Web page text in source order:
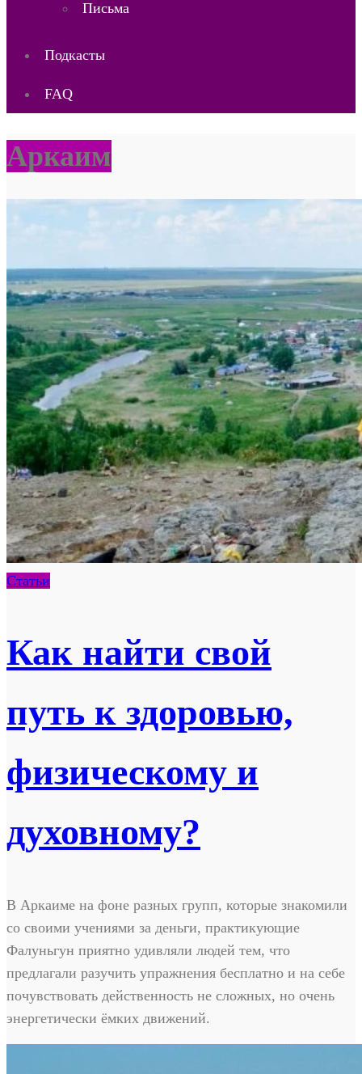
Письма
Подкасты
FAQ
Аркаим
Статьи
Как найти свой
путь к здоровью,
физическому и
духовному?
В Аркаиме на фоне разных групп, которые знакомили
со своими учениями за деньги, практикующие
Фалуньгун приятно удивляли людей тем, что
предлагали разучить упражнения бесплатно и на себе
почувствовать действенность не сложных, но очень
энергетически ёмких движений.